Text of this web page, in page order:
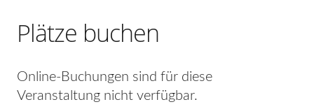
Plätze buchen
Online-Buchungen sind für diese
Veranstaltung nicht verfügbar.